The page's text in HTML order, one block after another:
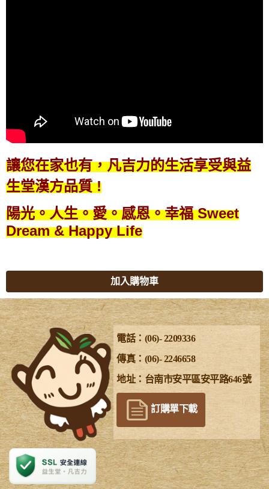
讓您在家也有，凡吉力的生活享受與益
生堂漢方品質 !
陽光。人生。愛。感恩。幸福 Sweet
Dream & Happy Life
加入購物車
電話：(06)- 2209336
傳真：(06)- 2246658
地址：台南市安平區安平路646號
訂購單下載